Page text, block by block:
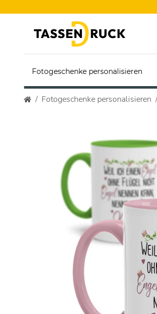
Fotogeschenke personalisieren
Fotogeschenke personalisieren